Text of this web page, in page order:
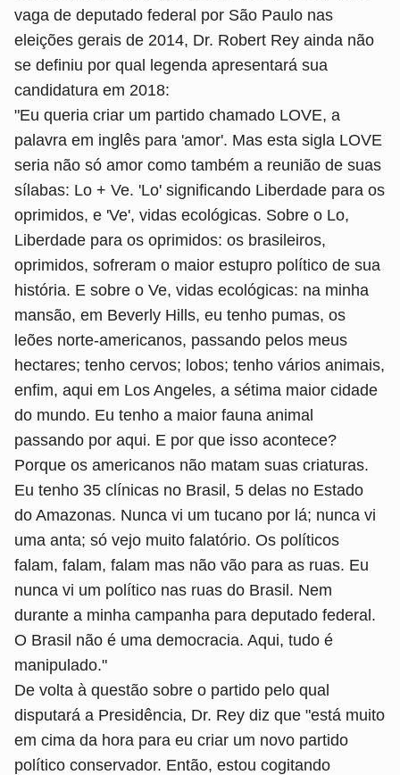
vaga de deputado federal por São Paulo nas
eleições gerais de 2014, Dr. Robert Rey ainda não
se definiu por qual legenda apresentará sua
candidatura em 2018:
"Eu queria criar um partido chamado LOVE, a
palavra em inglês para 'amor'. Mas esta sigla LOVE
seria não só amor como também a reunião de suas
sílabas: Lo + Ve. 'Lo' significando Liberdade para os
oprimidos, e 'Ve', vidas ecológicas. Sobre o Lo,
Liberdade para os oprimidos: os brasileiros,
oprimidos, sofreram o maior estupro político de sua
história. E sobre o Ve, vidas ecológicas: na minha
mansão, em Beverly Hills, eu tenho pumas, os
leões norte-americanos, passando pelos meus
hectares; tenho cervos; lobos; tenho vários animais,
enfim, aqui em Los Angeles, a sétima maior cidade
do mundo. Eu tenho a maior fauna animal
passando por aqui. E por que isso acontece?
Porque os americanos não matam suas criaturas.
Eu tenho 35 clínicas no Brasil, 5 delas no Estado
do Amazonas. Nunca vi um tucano por lá; nunca vi
uma anta; só vejo muito falatório. Os políticos
falam, falam, falam mas não vão para as ruas. Eu
nunca vi um político nas ruas do Brasil. Nem
durante a minha campanha para deputado federal.
O Brasil não é uma democracia. Aqui, tudo é
manipulado."
De volta à questão sobre o partido pelo qual
disputará a Presidência, Dr. Rey diz que "está muito
em cima da hora para eu criar um novo partido
político conservador. Então, estou cogitando